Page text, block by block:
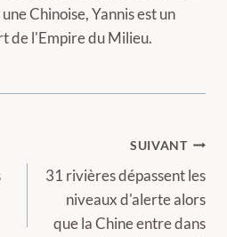
Chinoise, Yannis est un
de l'Empire du Milieu.
SUIVANT
31 rivières dépassent les
niveaux d'alerte alors
que la Chine entre dans